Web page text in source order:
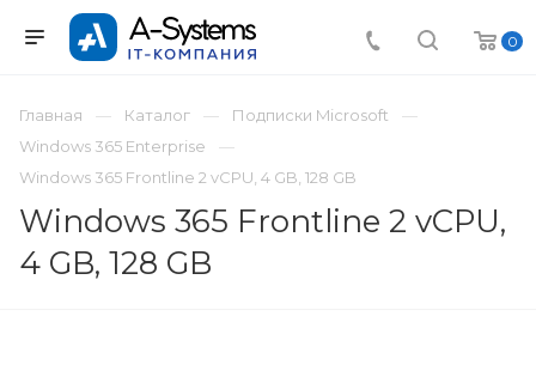
0
Главная Каталог
Подписки Microsoft
Windows 365 Enterprise
Windows 365 Frontline 2 vCPU, 4 GB, 128 GB
Windows 365 Frontline 2 vCPU,
4 GB, 128 GB